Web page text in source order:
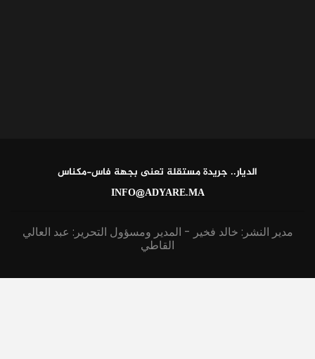
الديار.. جريدة مستقلة تعنى بجهة فاس-مكناس
INFO@ADYARE.MA
مدير النشر: خالد فخير - المدير ومسؤول التحرير: عبد العالي
القاطي